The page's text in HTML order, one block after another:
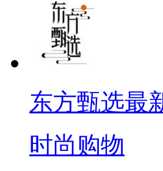
东方甄选最
时尚购物